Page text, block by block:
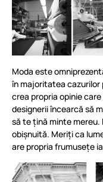
Moda este
în majoritatea cazurilor
crea propria opinie
designerii încearcă să
să te țină minte
obișnuită. Meriți ca
are propria frumusețe